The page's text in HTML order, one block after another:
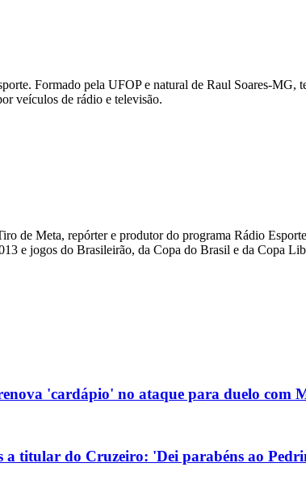
Formado pela UFOP e natural de Raul Soares-
veículos de rádio e televisão.
de Meta, repórter e produtor do programa Rádio
e jogos do Brasileirão, da Copa do Brasil e da Copa
'cardápio' no ataque para duelo com
a titular do Cruzeiro: 'Dei parabéns ao